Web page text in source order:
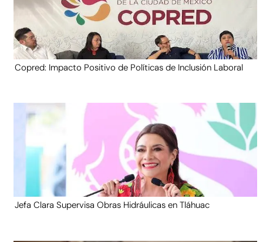
Copred: Impacto Positivo de Políticas de Inclusión Laboral
Jefa Clara Supervisa Obras Hidráulicas en Tláhuac